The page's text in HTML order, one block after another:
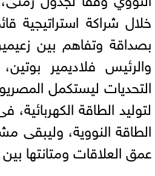
خلال شراكة استراتيجية
بصداقة وتفاهم بين
والرئيس فلاديمير
التحديات ليستكمل
لتوليد الطاقة
الطاقة النووية، وليبقى
عمق العلاقات ومتانتها